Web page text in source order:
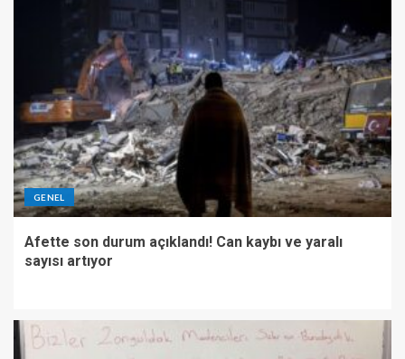
GENEL
Afette son durum açıklandı! Can kaybı ve yaralı
sayısı artıyor